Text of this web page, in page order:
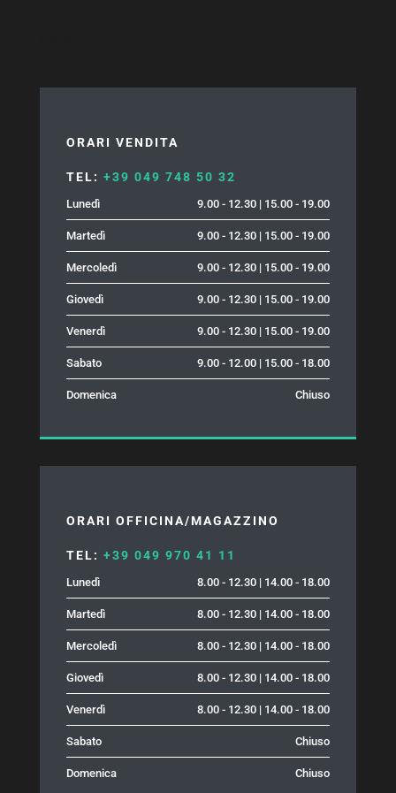
ORARI VENDITA
TEL: +39 049 748 50 32
Lunedì 9.00 - 12.30 | 15.00 - 19.00
Martedì 9.00 - 12.30 | 15.00 - 19.00
Mercoledì 9.00 - 12.30 | 15.00 - 19.00
Giovedì 9.00 - 12.30 | 15.00 - 19.00
Venerdì 9.00 - 12.30 | 15.00 - 19.00
Sabato 9.00 - 12.00 | 15.00 - 18.00
Domenica Chiuso
ORARI OFFICINA/MAGAZZINO
TEL: +39 049 970 41 11
Lunedì 8.00 - 12.30 | 14.00 - 18.00
Martedì 8.00 - 12.30 | 14.00 - 18.00
Mercoledì 8.00 - 12.30 | 14.00 - 18.00
Giovedì 8.00 - 12.30 | 14.00 - 18.00
Venerdì 8.00 - 12.30 | 14.00 - 18.00
Sabato Chiuso
Domenica Chiuso